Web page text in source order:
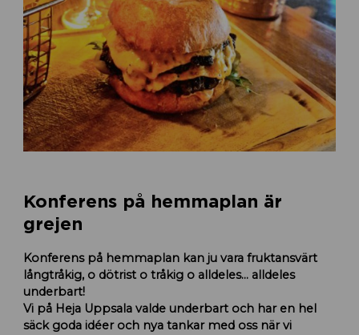
Konferens på hemmaplan är
grejen
Konferens på hemmaplan kan ju vara fruktansvärt
långtråkig, o dötrist o tråkig o alldeles… alldeles
underbart!
Vi på Heja Uppsala valde underbart och har en hel
säck goda idéer och nya tankar med oss när vi